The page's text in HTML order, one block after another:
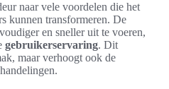
naar vele voordelen die het
kunnen transformeren. De
en sneller uit te voeren,
gebruikerservaring. Dit
maar verhoogt ook de